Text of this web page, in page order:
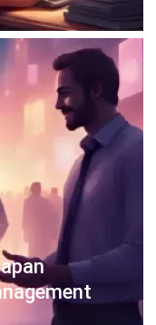
rangkaian software
yang dapat
setiap bisnis.